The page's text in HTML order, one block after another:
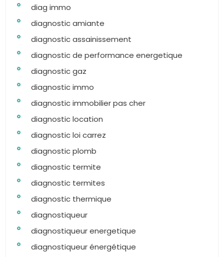
diag immo
diagnostic amiante
diagnostic assainissement
diagnostic de performance energetique
diagnostic gaz
diagnostic immo
diagnostic immobilier pas cher
diagnostic location
diagnostic loi carrez
diagnostic plomb
diagnostic termite
diagnostic termites
diagnostic thermique
diagnostiqueur
diagnostiqueur energetique
diagnostiqueur énergétique